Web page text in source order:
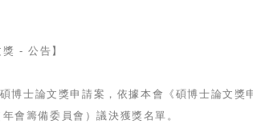
獎 - 公告】
博士論文獎申請案，依據本會《碩博士論文
會籌備委員會）議決獲獎名單。